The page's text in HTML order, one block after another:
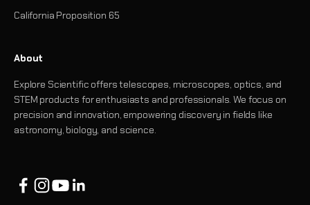
California Proposition 65
About
Explore Scientific offers telescopes, microscopes, optics, and
STEM products for enthusiasts and professionals. We focus on
precision and innovation, empowering discovery in fields like
astronomy, biology, and science.